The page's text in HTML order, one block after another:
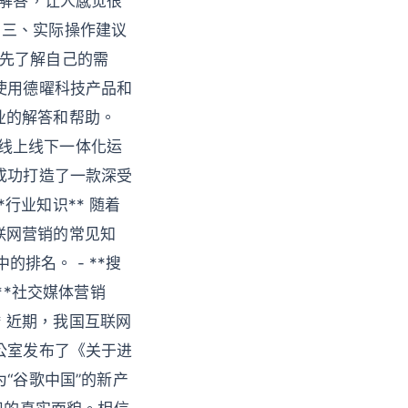
、实际操作建议
了解自己的需
德曜科技产品和
解答和帮助。
上线下一体化运
打造了一款深受
行业知识** 随着
营销的常见知
的排名。 - **搜
社交媒体营销
期，我国互联网
发布了《关于进
谷歌中国”的新产